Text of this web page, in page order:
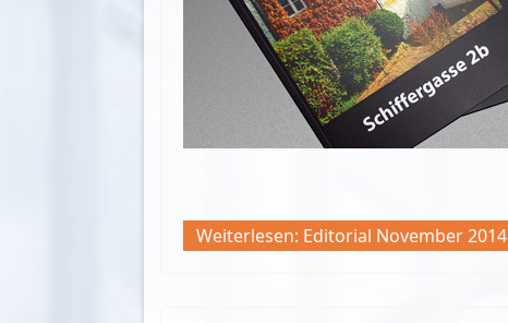
Weiterlesen: Editorial November 2014